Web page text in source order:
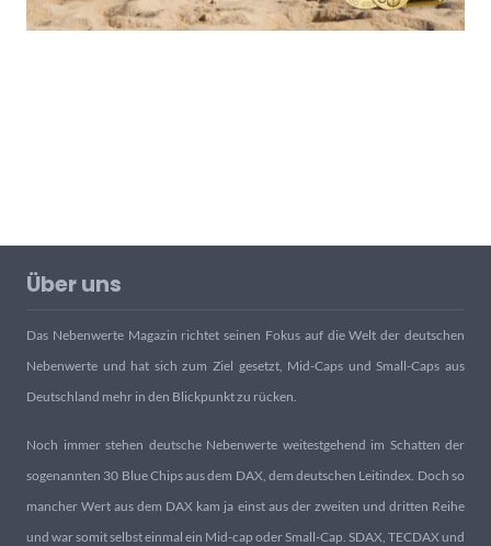
Über uns
Das Nebenwerte Magazin richtet seinen Fokus auf die Welt der deutschen
Nebenwerte und hat sich zum Ziel gesetzt, Mid-Caps und Small-Caps aus
Deutschland mehr in den Blickpunkt zu rücken.
Noch immer stehen deutsche Nebenwerte weitestgehend im Schatten der
sogenannten 30 Blue Chips aus dem DAX, dem deutschen Leitindex. Doch so
mancher Wert aus dem DAX kam ja einst aus der zweiten und dritten Reihe
und war somit selbst einmal ein Mid-cap oder Small-Cap. SDAX, TECDAX und